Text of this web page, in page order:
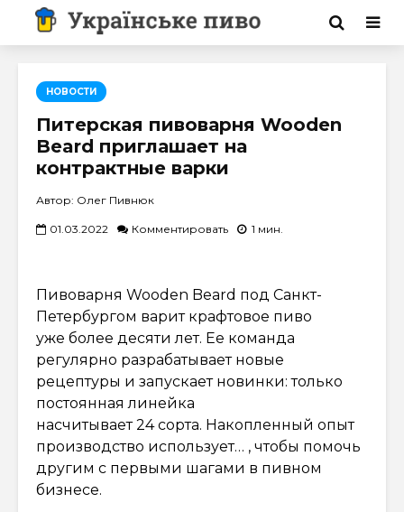
НОВОСТИ
Питерская пивоварня Wooden
Beard приглашает на
контрактные варки
Автор: Олег Пивнюк
01.03.2022 Комментировать 1 мин.
Пивоварня Wooden Beard под Санкт-
Петербургом варит крафтовое пиво
уже более десяти лет. Ее команда
регулярно разрабатывает новые
рецептуры и запускает новинки: только
постоянная линейка
насчитывает 24 сорта. Накопленный опыт
производство использует… , чтобы помочь
другим с первыми шагами в пивном
бизнесе.